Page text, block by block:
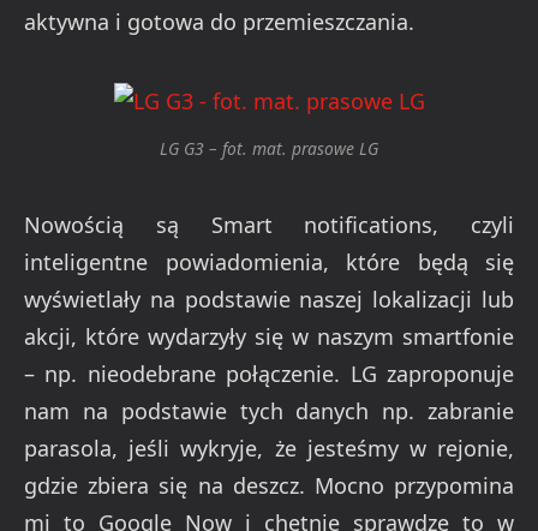
aktywna i gotowa do przemieszczania.
LG G3 – fot. mat. prasowe LG
Nowością są Smart notifications, czyli
inteligentne powiadomienia, które będą się
wyświetlały na podstawie naszej lokalizacji lub
akcji, które wydarzyły się w naszym smartfonie
– np. nieodebrane połączenie. LG zaproponuje
nam na podstawie tych danych np. zabranie
parasola, jeśli wykryje, że jesteśmy w rejonie,
gdzie zbiera się na deszcz. Mocno przypomina
mi to Google Now i chętnie sprawdzę to w